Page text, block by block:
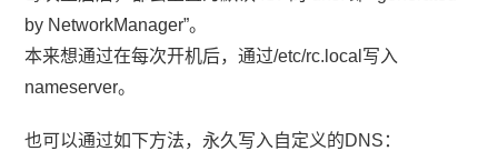
by NetworkManager”。
本来想通过在每次开机后，通过/etc/rc.local写入
nameserver。
也可以通过如下方法，永久写入自定义的DNS：